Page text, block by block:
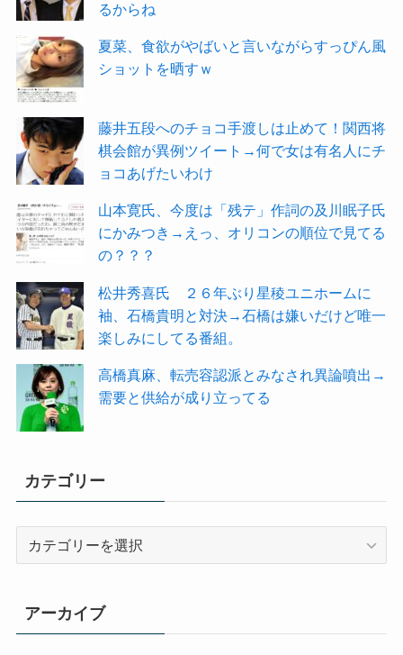
るからね
夏菜、食欲がやばいと言いながらすっぴん風
ショットを晒すｗ
藤井五段へのチョコ手渡しは止めて！関西将
棋会館が異例ツイート→何で女は有名人にチ
ョコあげたいわけ
山本寛氏、今度は「残テ」作詞の及川眠子氏
にかみつき→えっ、オリコンの順位で見てる
の？？？
松井秀喜氏 ２６年ぶり星稜ユニホームに
袖、石橋貴明と対決→石橋は嫌いだけど唯一
楽しみにしてる番組。
高橋真麻、転売容認派とみなされ異論噴出→
需要と供給が成り立ってる
カテゴリー
リ
ー
アーカイブ